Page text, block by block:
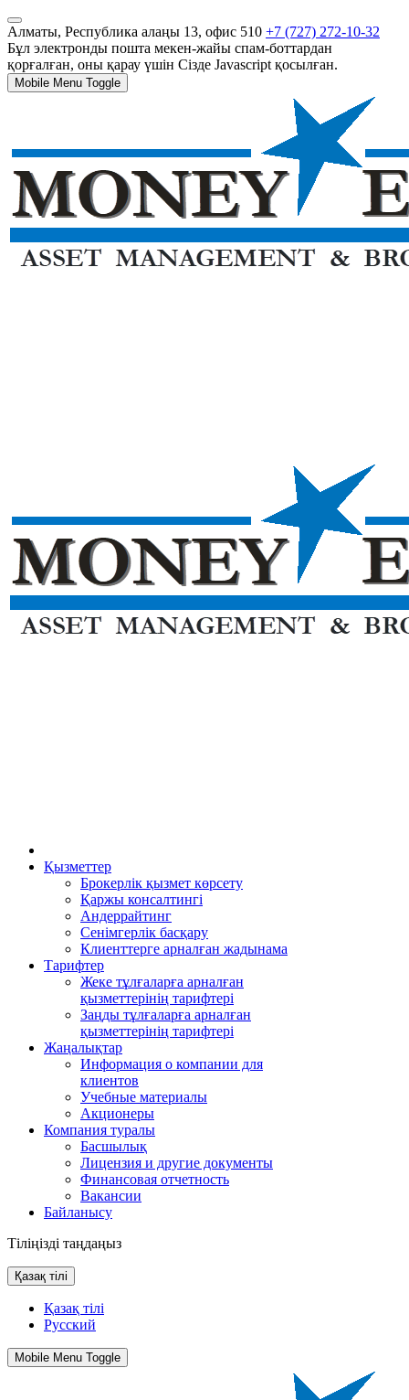
Алматы, Республика алаңы 13, офис 510 +7 (727) 272-10-32
Бұл электронды пошта мекен-жайы спам-боттардан
қорғалған, оны қарау үшін Сізде Javascript қосылған.
Mobile Menu Toggle
Қызметтер
Брокерлік қызмет көрсету
Қаржы консалтингі
Андеррайтинг
Сенімгерлік басқару
Клиенттерге арналған жадынама
Тарифтер
Жеке тұлғаларға арналған
қызметтерінің тарифтері
Заңды тұлғаларға арналған
қызметтерінің тарифтері
Жаңалықтар
Информация о компании для
клиентов
Учебные материалы
Акционеры
Компания туралы
Басшылық
Лицензия и другие документы
Финансовая отчетность
Вакансии
Байланысу
Тіліңізді таңдаңыз
Қазақ тілі
Қазақ тілі
Русский
Mobile Menu Toggle